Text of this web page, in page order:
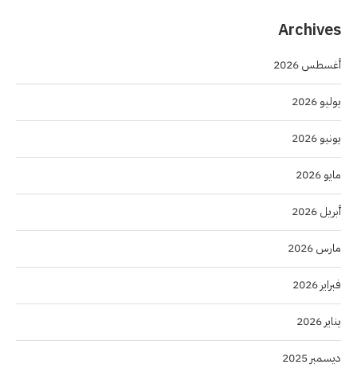
Archives
أغسطس 2026
يوليو 2026
يونيو 2026
مايو 2026
أبريل 2026
مارس 2026
فبراير 2026
يناير 2026
ديسمبر 2025